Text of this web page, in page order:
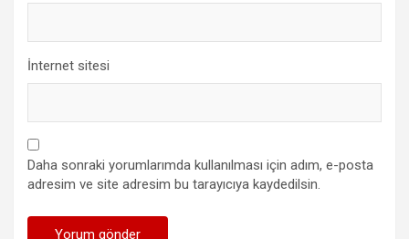
İnternet sitesi
Daha sonraki yorumlarımda kullanılması için adım, e-posta
adresim ve site adresim bu tarayıcıya kaydedilsin.